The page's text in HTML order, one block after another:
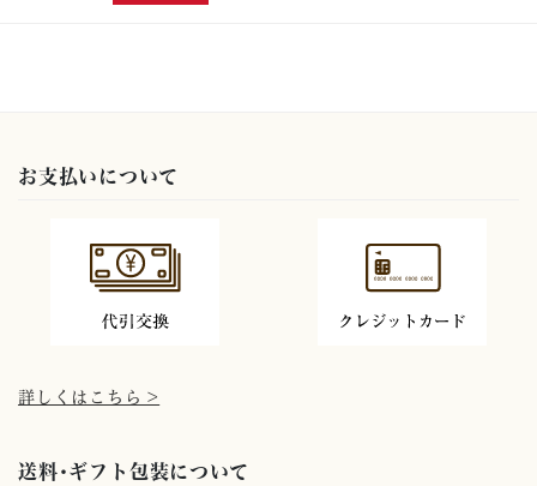
お支払いについて
詳しくはこちら >
送料･ギフト包装について